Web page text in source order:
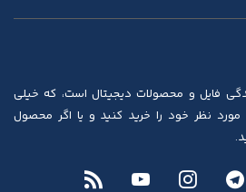
فایل و محصولات دیجیتال است، که خیلی
نظر خود را خرید کنید و یا اگر محصول